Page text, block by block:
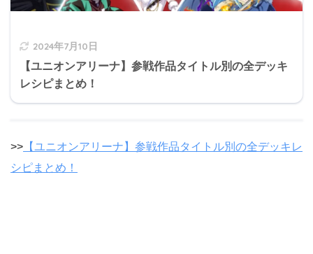
2024年7月10日
【ユニオンアリーナ】参戦作品タイトル別の全デッキ
レシピまとめ！
>> 【ユニオンアリーナ】参戦作品タイトル別の全デッキレ
シピまとめ！